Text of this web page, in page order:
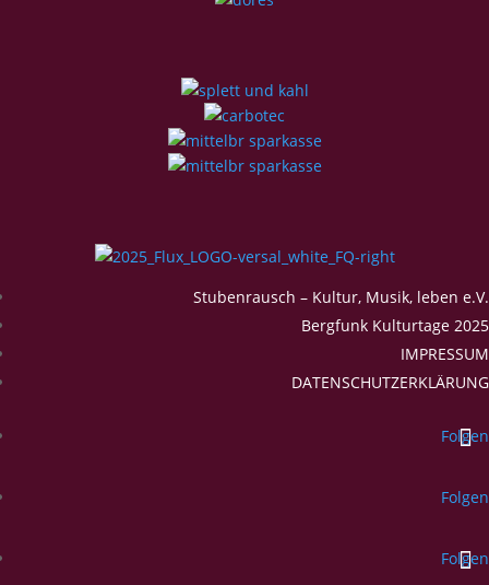
Stubenrausch – Kultur, Musik, leben e.V.
Bergfunk Kulturtage 2025
IMPRESSUM
DATENSCHUTZERKLÄRUNG
Folgen
Folgen
Folgen